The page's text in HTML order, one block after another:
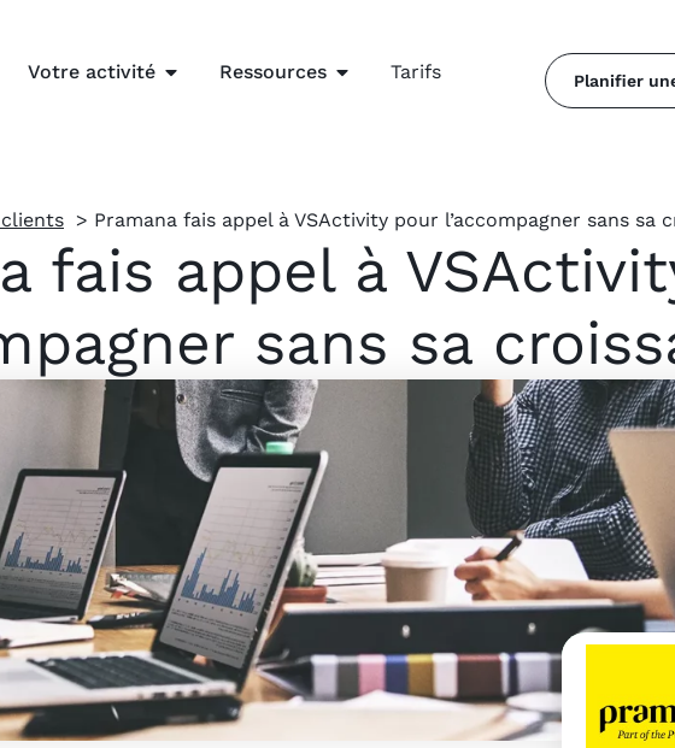
Votre activité Ressources Tarifs Planifier
clients Pramana fais appel à VSActivity pour l’accompagner sans sa
fais appel à
sans sa